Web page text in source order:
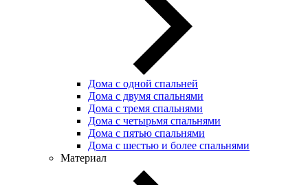
Дома с одной спальней
Дома с двумя спальнями
Дома с тремя спальнями
Дома с четырьмя спальнями
Дома с пятью спальнями
Дома с шестью и более спальнями
Материал